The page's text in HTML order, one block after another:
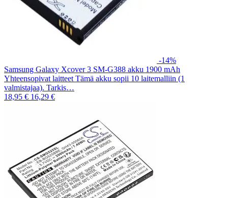
-14%
Samsung Galaxy Xcover 3 SM-G388 akku 1900 mAh
Yhteensopivat laitteet Tämä akku sopii 10 laitemalliin (1
valmistajaa). Tarkis…
18,95 € 16,29 €